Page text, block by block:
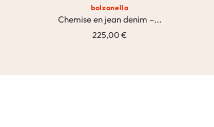
bolzonella
Chemise en jean denim –...
225,00 €